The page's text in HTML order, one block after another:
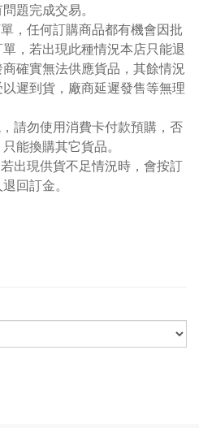
題完成交易。
，任何訂購商品都有機會因批
，若出現此種情況本店只能退
確實無法供應貨品，其餘情況
遲到貨，廠商延遲發售等無理
請勿使用消費卡付款預購，否
能換購其它貨品。
出現供貨不足情況時，會按訂
回訂金。